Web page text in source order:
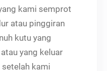
kami semprot
atau pinggiran
kutu yang
yang keluar
kami